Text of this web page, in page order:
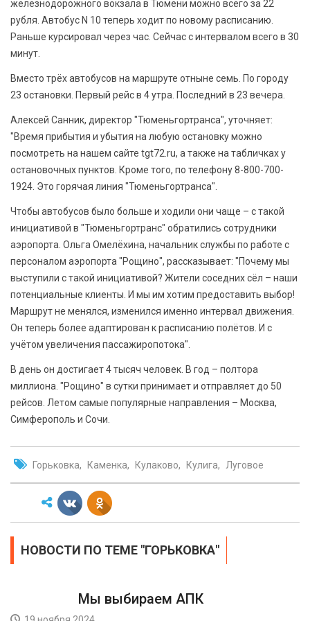
железнодорожного вокзала в Тюмени можно всего за 22
рубля. Автобус N 10 теперь ходит по новому расписанию.
Раньше курсировал через час. Сейчас с интервалом всего в 30
минут.
Вместо трёх автобусов на маршруте отныне семь. По городу
23 остановки. Первый рейс в 4 утра. Последний в 23 вечера.
Алексей Санник, директор "Тюменьгортранса", уточняет:
"Время прибытия и убытия на любую остановку можно
посмотреть на нашем сайте tgt72.ru, а также на табличках у
остановочных пунктов. Кроме того, по телефону 8-800-700-
1924. Это горячая линия "Тюменьгортранса".
Чтобы автобусов было больше и ходили они чаще – с такой
инициативой в "Тюменьгортранс" обратились сотрудники
аэропорта. Ольга Омелёхина, начальник службы по работе с
персоналом аэропорта "Рощино", рассказывает: "Почему мы
выступили с такой инициативой? Жители соседних сёл – наши
потенциальные клиенты. И мы им хотим предоставить выбор!
Маршрут не менялся, изменился именно интервал движения.
Он теперь более адаптирован к расписанию полётов. И с
учётом увеличения пассажиропотока".
В день он достигает 4 тысяч человек. В год – полтора
миллиона. "Рощино" в сутки принимает и отправляет до 50
рейсов. Летом самые популярные направления – Москва,
Симферополь и Сочи.
Горьковка Каменка Кулаково Кулига Луговое
НОВОСТИ ПО ТЕМЕ " ГОРЬКОВКА"
Мы выбираем АПК